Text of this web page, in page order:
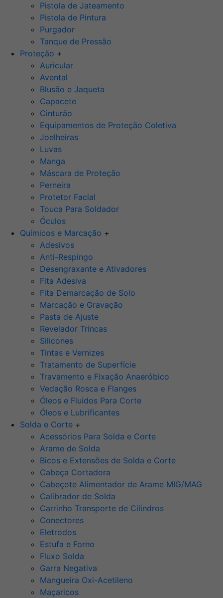
Pistola de Jateamento
Pistola de Pintura
Purgador
Tanque de Pressão
Proteção +
Auricular
Avental
Blusão e Jaqueta
Capacete
Cinturão
Equipamentos de Proteção Coletiva
Joelheiras
Luvas
Manga
Máscara de Proteção
Perneira
Protetor Facial
Touca Para Soldador
Óculos
Químicos e Marcação +
Adesivos
Anti-Respingo
Desengraxante e Ativadores
Fita Adesiva
Fita Demarcação de Solo
Marcação e Gravação
Pasta de Ajuste
Revelador Trincas
Silicones
Tintas e Vernizes
Tratamento de Superfície
Travamento e Fixação Anaeróbico
Vedação Rosca e Flanges
Óleos e Fluidos Para Corte
Óleos e Lubrificantes
Solda e Corte +
Acessórios Para Solda e Corte
Arame de Solda
Bicos e Extensões de Solda e Corte
Cabeça Cortadora
Cabeçote Alimentador de Arame MIG/MAG
Calibrador de Solda
Carrinho Transporte de Cilindros
Conectores
Eletrodos
Estufa e Forno
Fluxo Solda
Garra Negativa
Mangueira Oxi-Acetileno
Maçaricos